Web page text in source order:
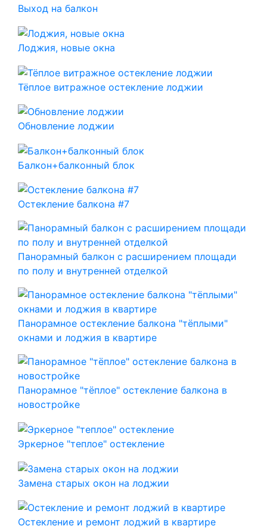
Выход на балкон
Лоджия, новые окна
Тёплое витражное остекление лоджии
Обновление лоджии
Балкон+балконный блок
Остекление балкона #7
Панорамный балкон с расширением площади
по полу и внутренней отделкой
Панорамное остекление балкона "тёплыми"
окнами и лоджия в квартире
Панорамное "тёплое" остекление балкона в
новостройке
Эркерное "теплое" остекление
Замена старых окон на лоджии
Остекление и ремонт лоджий в квартире